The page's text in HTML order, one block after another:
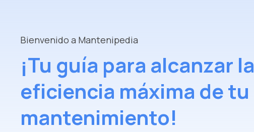
Bienvenido a Mantenipedia
¡Tu guía para alcanzar la
eficiencia máxima de tu
mantenimiento!